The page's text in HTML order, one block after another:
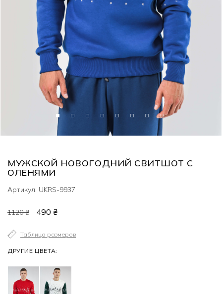
МУЖСКОЙ НОВОГОДНИЙ СВИТШОТ С
ОЛЕНЯМИ
Артикул: UKRS-9937
1120 ₴ 490 ₴
Таблица размеров
ДРУГИЕ ЦВЕТА: